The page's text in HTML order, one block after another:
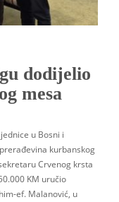
dodijelio
mesa
u Bosni i
kurbanskog
Crvenog krsta
KM uručio
ef. Malanović, u